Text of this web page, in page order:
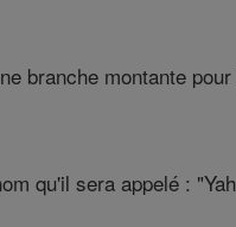
branche montante
qu'il sera appelé :